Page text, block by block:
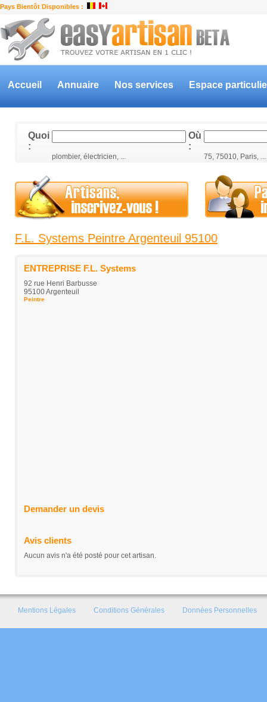
Pays Bientôt Disponibles :
Accueil Annuaire Nos services Espace
Quoi
:
Où
:
plombier, électricien, ... 75, 75010, Paris, ...
F.L. Systems Peintre Argenteuil 95100
ENTREPRISE F.L. Systems
92 rue Henri Barbusse
95100 Argenteuil
Peintre
Demander un devis
Avis clients
Aucun avis n'a été posté pour cet artisan.
Mentions Légales Conditions Générales Données Personnelles